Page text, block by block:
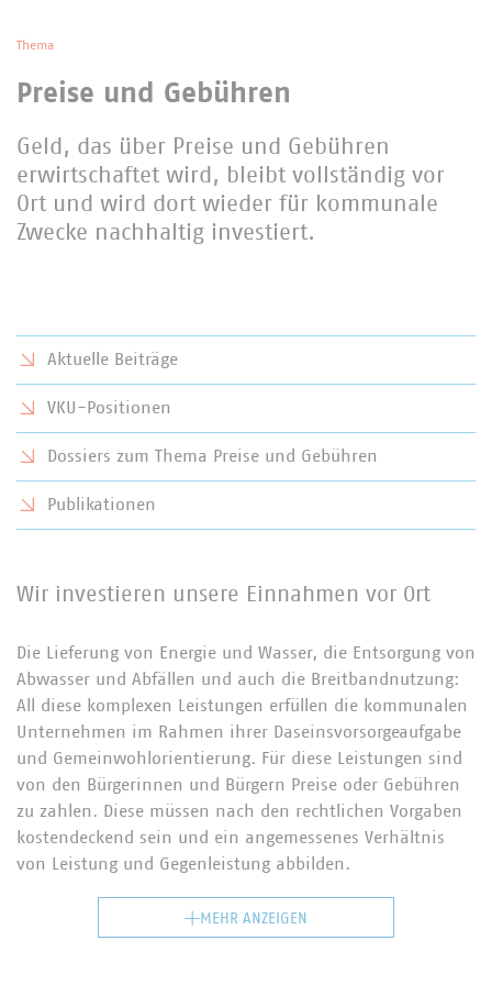
Thema
Preise und Gebühren
Geld, das über Preise und Gebühren
erwirtschaftet wird, bleibt vollständig vor
Ort und wird dort wieder für kommunale
Zwecke nachhaltig investiert.
Aktuelle Beiträge
VKU-Positionen
Dossiers zum Thema Preise und Gebühren
Publikationen
Wir investieren unsere Einnahmen vor Ort
Die Lieferung von Energie und Wasser, die Entsorgung von
Abwasser und Abfällen und auch die Breitbandnutzung:
All diese komplexen Leistungen erfüllen die kommunalen
Unternehmen im Rahmen ihrer Daseinsvorsorgeaufgabe
und Gemeinwohlorientierung. Für diese Leistungen sind
von den Bürgerinnen und Bürgern Preise oder Gebühren
zu zahlen. Diese müssen nach den rechtlichen Vorgaben
kostendeckend sein und ein angemessenes Verhältnis
von Leistung und Gegenleistung abbilden.
MEHR ANZEIGEN